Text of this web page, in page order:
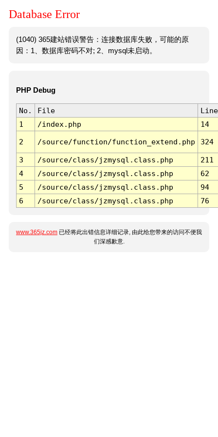
Database Error
(1040) 365建站错误警告：连接数据库失败，可能的原
因：1、数据库密码不对; 2、mysql未启动。
PHP Debug
No. File
Line
1
/index.php 14
2 /source/function/function_extend.php 324
3 /source/class/jzmysql.class.php
211
4
/source/class/jzmysql.class.php
62
5
/source/class/jzmysql.class.php
94
6
/source/class/jzmysql.class.php 76
www.365jz.com 已经将此出错信息详细记录, 由此给您带来的访问不便我
们深感歉意.